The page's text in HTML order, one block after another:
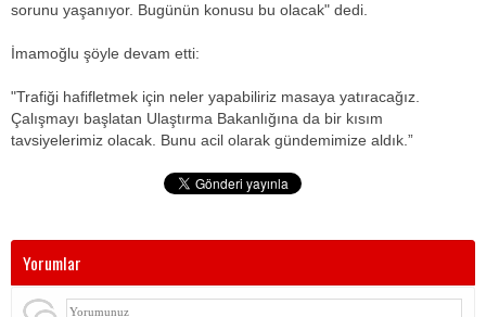
sorunu yaşanıyor. Bugünün konusu bu olacak" dedi.
İmamoğlu şöyle devam etti:
"Trafiği hafifletmek için neler yapabiliriz masaya yatıracağız.
Çalışmayı başlatan Ulaştırma Bakanlığına da bir kısım
tavsiyelerimiz olacak. Bunu acil olarak gündemimize aldık.”
Yorumlar